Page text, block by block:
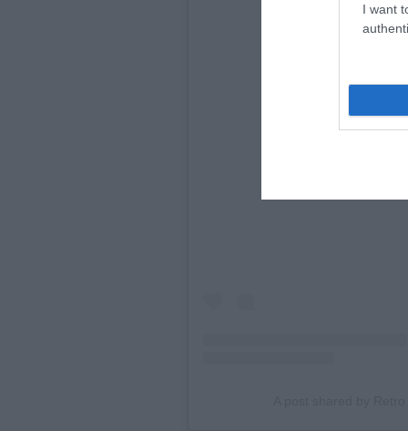
I want
View